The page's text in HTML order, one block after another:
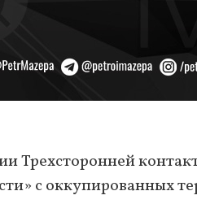
Трехсторонней
с оккупированных